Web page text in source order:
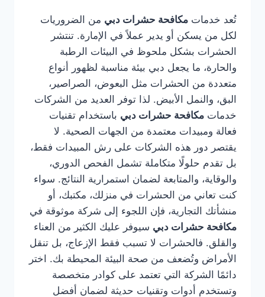
تُعد خدمات مكافحة حشرات دبي من الضروريات
لكل من يسكن أو يدير عملاً في الإمارة. تنتشر
الحشرات بشكل ملحوظ في البيئات الرطبة
والحارة، ما يجعل دبي بيئة مناسبة لظهور أنواع
متعددة من الحشرات مثل البعوض، الصراصير،
البق، والنمل الأبيض. لذا توفر العديد من الشركات
خدمات مكافحة حشرات دبي باستخدام تقنيات
فعالة ومبيدات معتمدة من الجهات الصحية. لا
يقتصر دور هذه الشركات على رش المبيدات فقط،
بل تقدم حلولًا متكاملة تشمل الفحص الدوري،
والوقاية، والمتابعة لضمان استمرارية النتائج. سواء
كنت تعاني من الحشرات في منزلك، مكتبك، أو
منشأتك التجارية، فإن اللجوء إلى شركة موثوقة في
مكافحة حشرات دبي سيوفر عليك الكثير من العناء
والقلق. فالحشرات لا تسبب فقط الإزعاج، بل تنقل
الأمراض وتُضعف من صحة البيئة المحيطة بك. اختر
دائمًا الشركة التي تعتمد على كوادر متخصصة
وتستخدم أدوات وتقنيات حديثة لضمان أفضل